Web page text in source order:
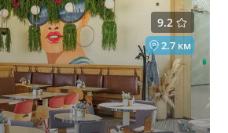
9.2
2.7 км